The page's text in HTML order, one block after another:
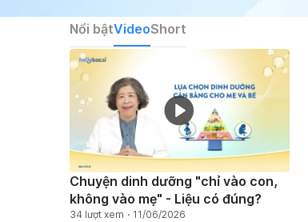
Nổi bậtVideoShort
Chuyện dinh dưỡng "chỉ vào con,
không vào mẹ" - Liệu có đúng?
34 lượt xem 11/06/2026